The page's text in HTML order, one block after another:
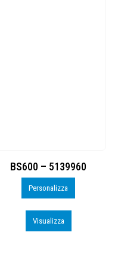
BS600 – 5139960
Personalizza
Visualizza